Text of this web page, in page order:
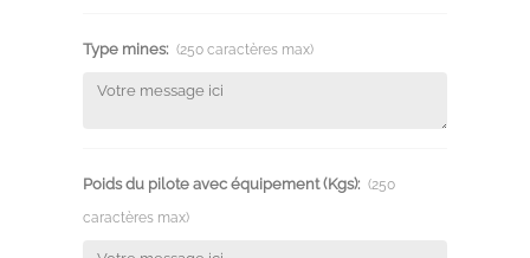
Type mines: (250 caractères max)
Poids du pilote avec équipement (Kgs): (250
caractères max)